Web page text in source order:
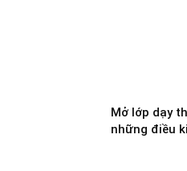
Mở lớp dạy
những điều